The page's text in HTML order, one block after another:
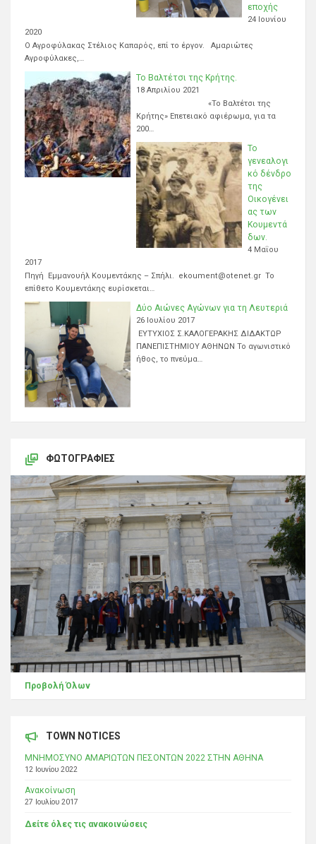
εποχής
24 Ιουνίου
2020
Ο Αγροφύλακας Στέλιος Καπαρός, επί το έργον. Αμαριώτες
Αγροφύλακες,…
Το Βαλτέτσι της Κρήτης.
18 Απριλίου 2021
«Το Βαλτέτσι της
Κρήτης» Επετειακό αφιέρωμα, για τα
200…
Το
γενεαλογι
κό δένδρο
της
Οικογένει
ας των
Κουμεντά
δων.
4 Μαΐου
2017
Πηγή Εμμανουήλ Κουμεντάκης – Σπήλι. ekoument@otenet.gr Το
επίθετο Κουμεντάκης ευρίσκεται…
Δύο Αιώνες Αγώνων για τη Λευτεριά
26 Ιουλίου 2017
ΕΥΤΥΧΙΟΣ Σ.ΚΑΛΟΓΕΡΑΚΗΣ ΔΙΔΑΚΤΩΡ
ΠΑΝΕΠΙΣΤΗΜΙΟΥ ΑΘΗΝΩΝ Το αγωνιστικό
ήθος, το πνεύμα…
ΦΩΤΟΓΡΑΦΊΕΣ
Προβολή Όλων
TOWN NOTICES
ΜΝΗΜΟΣΥΝΟ ΑΜΑΡΙΩΤΩΝ ΠΕΣΟΝΤΩΝ 2022 ΣΤΗΝ ΑΘΗΝΑ
12 Ιουνίου 2022
Ανακοίνωση
27 Ιουλίου 2017
Δείτε όλες τις ανακοινώσεις